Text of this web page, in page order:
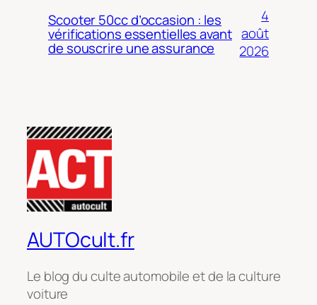
Scooter 50cc d’occasion : les
vérifications essentielles avant
de souscrire une assurance
4
août
2026
AUTOcult.fr
Le blog du culte automobile et de la culture
voiture